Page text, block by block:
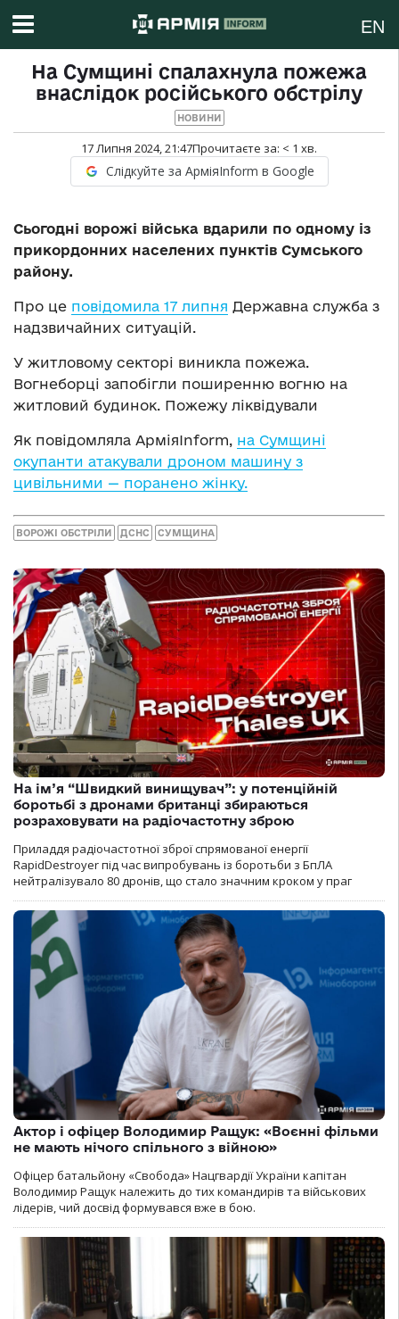
EN
На Сумщині спалахнула пожежа
внаслідок російського обстрілу
НОВИНИ
17 Липня 2024, 21:47Прочитаєте за: < 1 хв.
Слідкуйте за АрміяInform в Google
Сьогодні ворожі війська вдарили по одному із
прикордонних населених пунктів Сумського
району.
Про це повідомила 17 липня Державна служба з
надзвичайних ситуацій.
У житловому секторі виникла пожежа.
Вогнеборці запобігли поширенню вогню на
житловий будинок. Пожежу ліквідували
Як повідомляла АрміяInform, на Сумщині
окупанти атакували дроном машину з
цивільними — поранено жінку.
ВОРОЖІ ОБСТРІЛИ ДСНС СУМЩИНА
На ім’я “Швидкий винищувач”: у потенційній
боротьбі з дронами британці збираються
розраховувати на радіочастотну зброю
Приладдя радіочастотної зброї спрямованої енергії
RapidDestroyer під час випробувань із боротьби з БпЛА
нейтралізувало 80 дронів, що стало значним кроком у праг
Актор і офіцер Володимир Ращук: «Воєнні фільми
не мають нічого спільного з війною»
Офіцер батальйону «Свобода» Нацгвардії України капітан
Володимир Ращук належить до тих командирів та військових
лідерів, чий досвід формувався вже в бою.